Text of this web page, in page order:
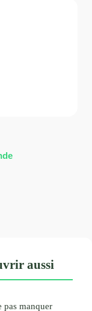
aussi
pas manquer